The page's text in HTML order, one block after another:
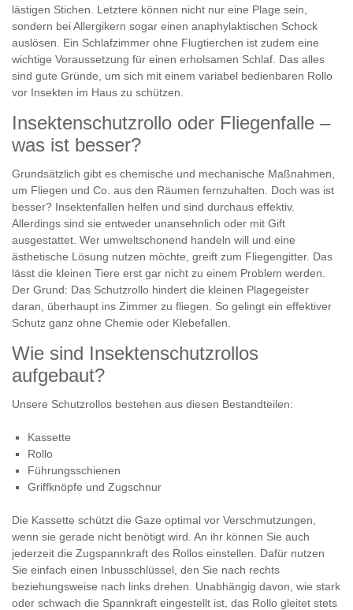
lästigen Stichen. Letztere können nicht nur eine Plage sein,
sondern bei Allergikern sogar einen anaphylaktischen Schock
auslösen. Ein Schlafzimmer ohne Flugtierchen ist zudem eine
wichtige Voraussetzung für einen erholsamen Schlaf. Das alles
sind gute Gründe, um sich mit einem variabel bedienbaren Rollo
vor Insekten im Haus zu schützen.
Insektenschutzrollo oder Fliegenfalle –
was ist besser?
Grundsätzlich gibt es chemische und mechanische Maßnahmen,
um Fliegen und Co. aus den Räumen fernzuhalten. Doch was ist
besser? Insektenfallen helfen und sind durchaus effektiv.
Allerdings sind sie entweder unansehnlich oder mit Gift
ausgestattet. Wer umweltschonend handeln will und eine
ästhetische Lösung nutzen möchte, greift zum Fliegengitter. Das
lässt die kleinen Tiere erst gar nicht zu einem Problem werden.
Der Grund: Das Schutzrollo hindert die kleinen Plagegeister
daran, überhaupt ins Zimmer zu fliegen. So gelingt ein effektiver
Schutz ganz ohne Chemie oder Klebefallen.
Wie sind Insektenschutzrollos
aufgebaut?
Unsere Schutzrollos bestehen aus diesen Bestandteilen:
Kassette
Rollo
Führungsschienen
Griffknöpfe und Zugschnur
Die Kassette schützt die Gaze optimal vor Verschmutzungen,
wenn sie gerade nicht benötigt wird. An ihr können Sie auch
jederzeit die Zugspannkraft des Rollos einstellen. Dafür nutzen
Sie einfach einen Inbusschlüssel, den Sie nach rechts
beziehungsweise nach links drehen. Unabhängig davon, wie stark
oder schwach die Spannkraft eingestellt ist, das Rollo gleitet stets